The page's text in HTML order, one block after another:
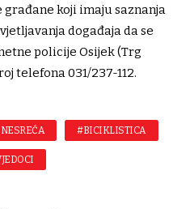
koji imaju saznanja
događaja da se
policije Osijek (Trg
telefona 031/237-112.
#BICIKLISTICA